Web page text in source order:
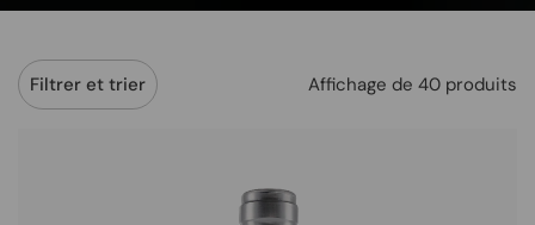
Filtrer et trier Affichage de 40 produits